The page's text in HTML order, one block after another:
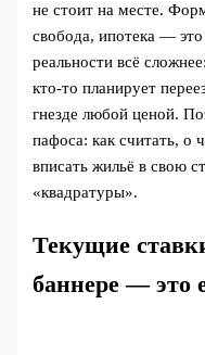
не стоит на месте.
свобода, ипотека —
реальности всё
кто‑то планирует
гнезде любой ценой.
пафоса: как считать, о
вписать жильё в свою
«квадратуры».
Текущие
баннере — это